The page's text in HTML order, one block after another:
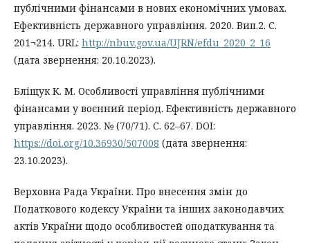
публічними фінансами в нових економічних умовах.
Ефективність державного управління. 2020. Вип.2. С.
201¬214. URL: http://nbuv.gov.ua/UJRN/efdu_2020_2_16
(дата звернення: 20.10.2023).
Бліщук К. М. Особливості управління публічними
фінансами у воєнний період. Ефективність державного
управління. 2023. № (70/71). С. 62–67. DOI:
https://doi.org/10.36930/507008 (дата звернення:
23.10.2023).
Верховна Рада України. Про внесення змін до
Податкового кодексу України та інших законодавчих
актів України щодо особливостей оподаткування та